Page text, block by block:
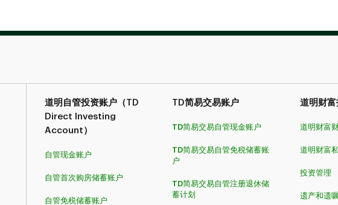
道明自管投资账户（TD
Direct Investing
Account）
自管现金账户
自管首次购房储蓄账户
自管免税储蓄账户
TD简易交易账户
TD简易交易自管现金账户
TD简易交易自管免税储蓄账
户
TD简易交易自管注册退休储
蓄计划
道明财
道明财富
道明财富
投资管理
遗产和遗